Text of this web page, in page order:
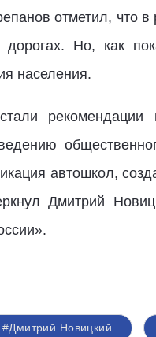
отметил, что
Но, как
населения.
автошкол,
Дмитрий
#Дмитрий Новицкий